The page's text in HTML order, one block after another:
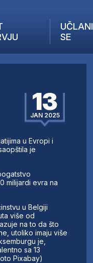
UČLANI
SE
13
JAN 2025
u Evropi i
je
milijardi evra na
u Belgiji
više od
na to da što
utoliko imaju više
je,
sa 13
Pixabay)